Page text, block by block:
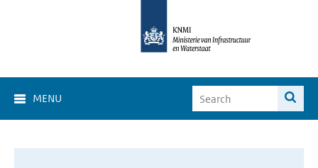
MENU